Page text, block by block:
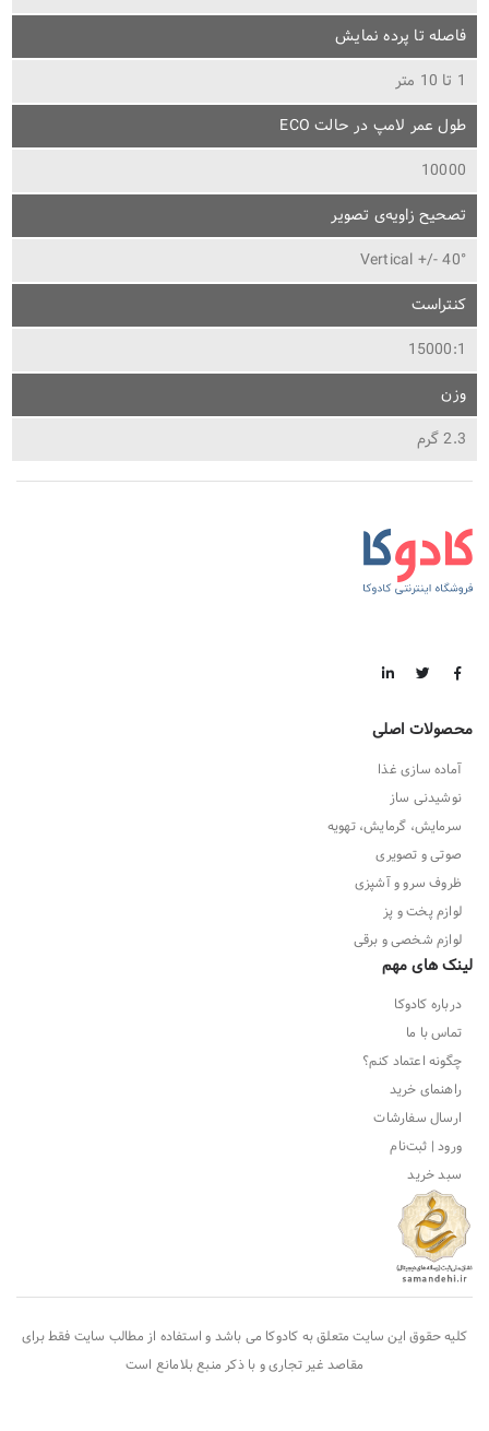
فاصله تا پرده نمایش
1 تا 10 متر
طول عمر لامپ در حالت ECO
10000
تصحیح زاویه‌ی تصویر
Vertical +/- 40°
کنتراست
15000:1
وزن
2.3 گرم
محصولات اصلی
آماده سازی غذا
نوشیدنی ساز
سرمایش، گرمایش، تهویه
صوتی و تصویری
ظروف سرو و آشپزی
لوازم پخت و پز
لوازم شخصی و برقی
لینک های مهم
درباره کادوکا
تماس با ما
چگونه اعتماد کنم؟
راهنمای خرید
ارسال سفارشات
ورود | ثبت‌نام
سبد خرید
کلیه حقوق این سایت متعلق به کادوکا می باشد و استفاده از مطالب سایت فقط برای
مقاصد غیر تجاری و با ذکر منبع بلامانع است